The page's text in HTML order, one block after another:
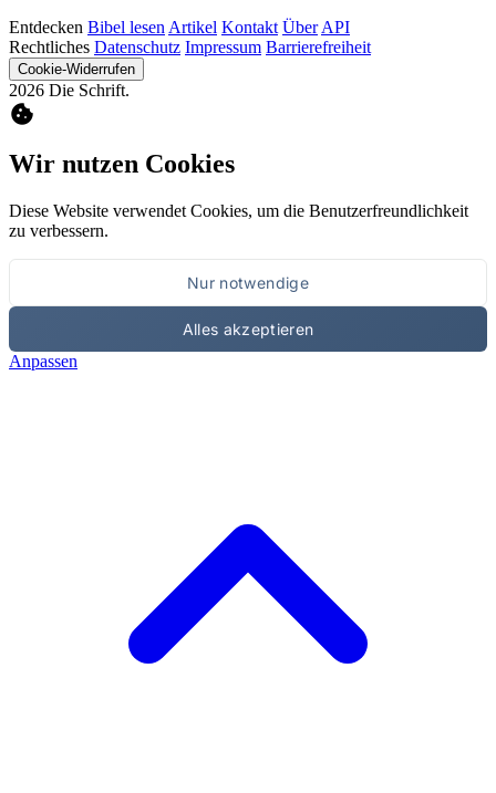
Entdecken Bibel lesen Artikel Kontakt Über API
Rechtliches Datenschutz Impressum Barrierefreiheit
Cookie-Widerrufen
2026 Die Schrift.
cookie
Wir nutzen Cookies
Diese Website verwendet Cookies, um die Benutzerfreundlichkeit
zu verbessern.
Nur notwendige
Alles akzeptieren
Anpassen